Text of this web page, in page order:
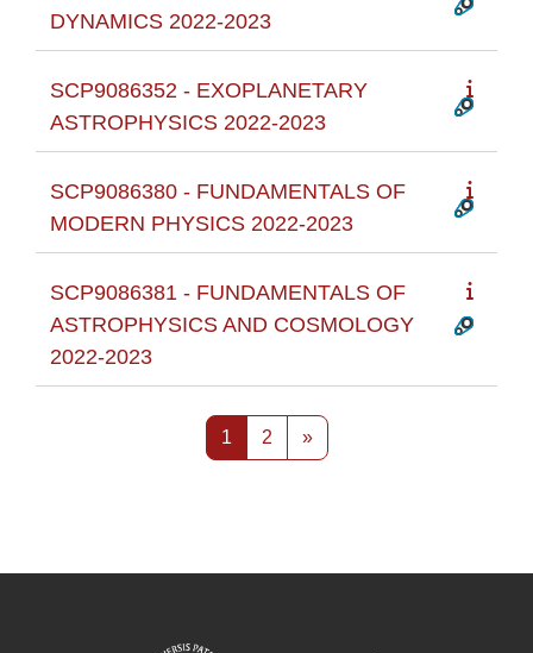
DYNAMICS 2022-2023
SCP9086352 - EXOPLANETARY
ASTROPHYSICS 2022-2023
SCP9086380 - FUNDAMENTALS OF
MODERN PHYSICS 2022-2023
SCP9086381 - FUNDAMENTALS OF
ASTROPHYSICS AND COSMOLOGY
2022-2023
1 Pagina 1
2Pagina 2
»Pagina successiva